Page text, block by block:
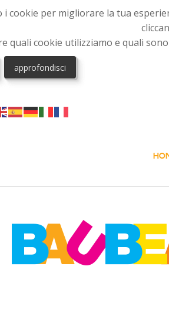
i cookie per migliorare la tua
quali cookie utilizziamo e quali
approfondisci